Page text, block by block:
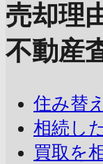
売却理
不動産
住み替
相続し
買取を